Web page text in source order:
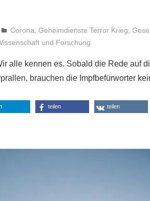
Niki Vogt
Corona Geheimdienste Terror Krieg
und Forschung
alle kennen es. Sobald die Rede auf
brauchen die Impfbefürworter
teilen teilen